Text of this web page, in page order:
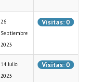
26
Septiembre
2023
Visitas: 0
14 Julio
2023
Visitas: 0